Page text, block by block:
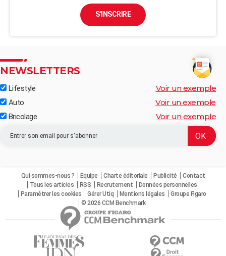
S'INSCRIRE
NEWSLETTERS
Lifestyle Voir un exemple
Auto Voir un exemple
Bricolage Voir un exemple
Qui sommes-nous ? Equipe Charte éditoriale Publicité
Contact
Tous les articles
RSS Recrutement
Données personnelles
Paramétrer les cookies
Gérer Utiq Mentions légales
Groupe Figaro
© 2026 CCM Benchmark